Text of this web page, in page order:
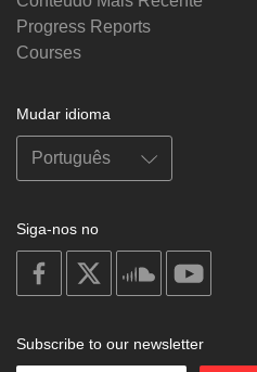
Progress Reports
Courses
Mudar idioma
Siga-nos no
on
facebook
soundcloud
Subscribe to our newsletter